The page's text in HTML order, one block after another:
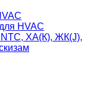
HVAC
ХА(К), ЖК(J),